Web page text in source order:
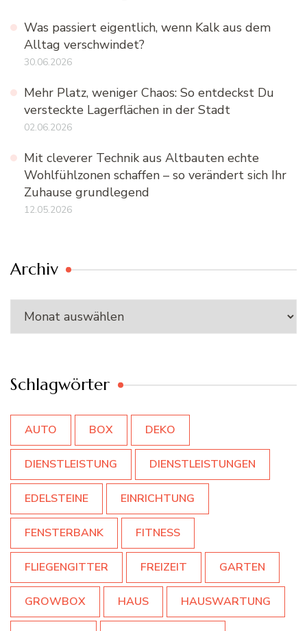
Was passiert eigentlich, wenn Kalk aus dem
Alltag verschwindet?
30.06.2026
Mehr Platz, weniger Chaos: So entdeckst Du
versteckte Lagerflächen in der Stadt
02.06.2026
Mit cleverer Technik aus Altbauten echte
Wohlfühlzonen schaffen – so verändert sich Ihr
Zuhause grundlegend
12.05.2026
Archiv
Archiv
Schlagwörter
AUTO BOX DEKO
DIENSTLEISTUNG DIENSTLEISTUNGEN
EDELSTEINE EINRICHTUNG
FENSTERBANK FITNESS
FLIEGENGITTER FREIZEIT GARTEN
GROWBOX HAUS HAUSWARTUNG